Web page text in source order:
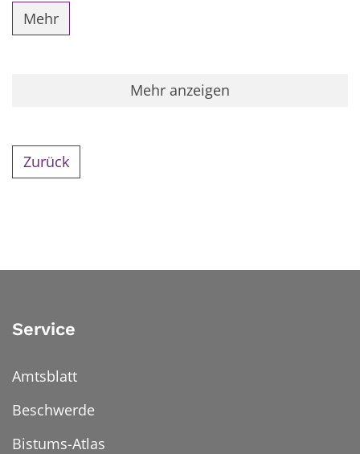
Mehr
Mehr anzeigen
Zurück
Service
Amtsblatt
Beschwerde
Bistums-Atlas